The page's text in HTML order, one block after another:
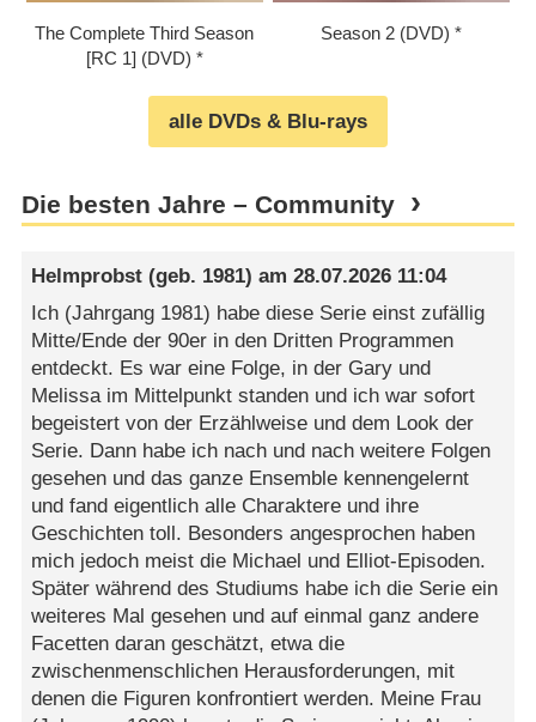
The Complete Third Season
[RC 1] (DVD)
Season 2 (DVD)
alle DVDs & Blu-rays
Die besten Jahre – Community
Helmprobst (geb. 1981) am28.07.2026 11:04
Ich (Jahrgang 1981) habe diese Serie einst zufällig
Mitte/Ende der 90er in den Dritten Programmen
entdeckt. Es war eine Folge, in der Gary und
Melissa im Mittelpunkt standen und ich war sofort
begeistert von der Erzählweise und dem Look der
Serie. Dann habe ich nach und nach weitere Folgen
gesehen und das ganze Ensemble kennengelernt
und fand eigentlich alle Charaktere und ihre
Geschichten toll. Besonders angesprochen haben
mich jedoch meist die Michael und Elliot-Episoden.
Später während des Studiums habe ich die Serie ein
weiteres Mal gesehen und auf einmal ganz andere
Facetten daran geschätzt, etwa die
zwischenmenschlichen Herausforderungen, mit
denen die Figuren konfrontiert werden. Meine Frau